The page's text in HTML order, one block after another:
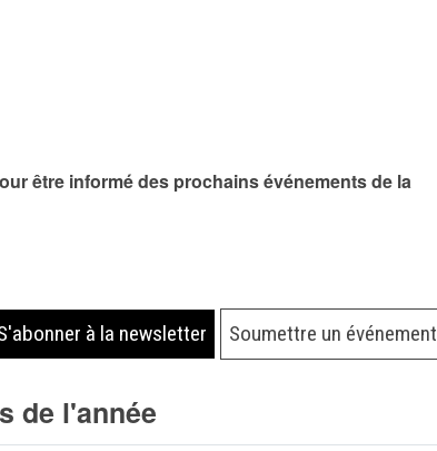
être informé des prochains événements de la
à la newsletter Soumettre un événement
de l'année